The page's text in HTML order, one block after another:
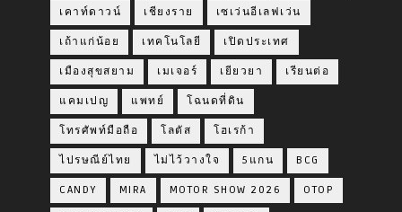
เคาท์ดาวน์ เชียงราย เซเว่นอีเลฟเว่น
เถ้าแก่น้อย เทคโนโลยี เปิดประเทศ
เมืองสุขสยาม เมเจอร์ เยียวยา เรียนต่อ
แคมเปญ แพทย์ โฉนดที่ดิน
โทรศัพท์มือถือ โลตัส โฮเรก้า
ไปรษณีย์ไทย ไม่ไว้วางใจ 5แกน BCG
CANDY MIRA MOTOR SHOW 2026 OTOP